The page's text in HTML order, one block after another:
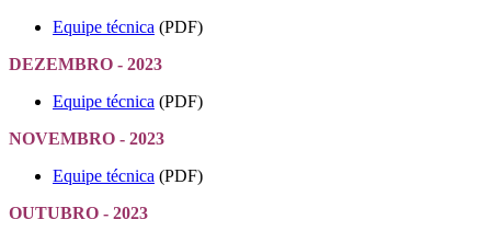
Equipe técnica (PDF)
DEZEMBRO - 2023
Equipe técnica (PDF)
NOVEMBRO - 2023
Equipe técnica (PDF)
OUTUBRO - 2023